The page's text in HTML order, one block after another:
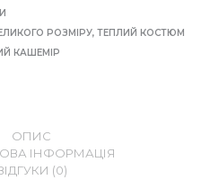
РОЗМІРУ, ТЕПЛИЙ КОСТЮМ
КАШЕМІР
ОПИС
ІНФОРМАЦІЯ
(0)